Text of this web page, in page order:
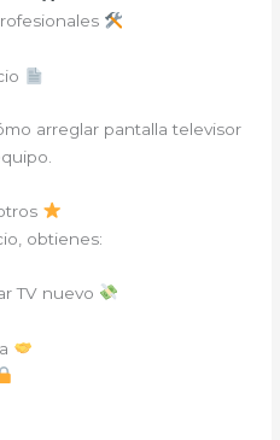
arreglar pantalla televisor
obtienes:
TV nuevo